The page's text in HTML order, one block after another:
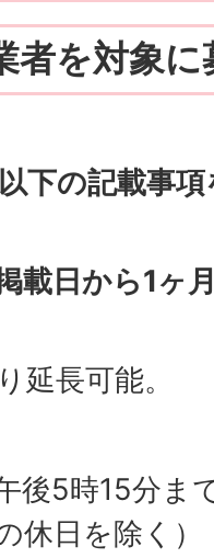
者を対象に
下の記載事
日から1ヶ
延長可能。
後5時15分ま
休日を除く）